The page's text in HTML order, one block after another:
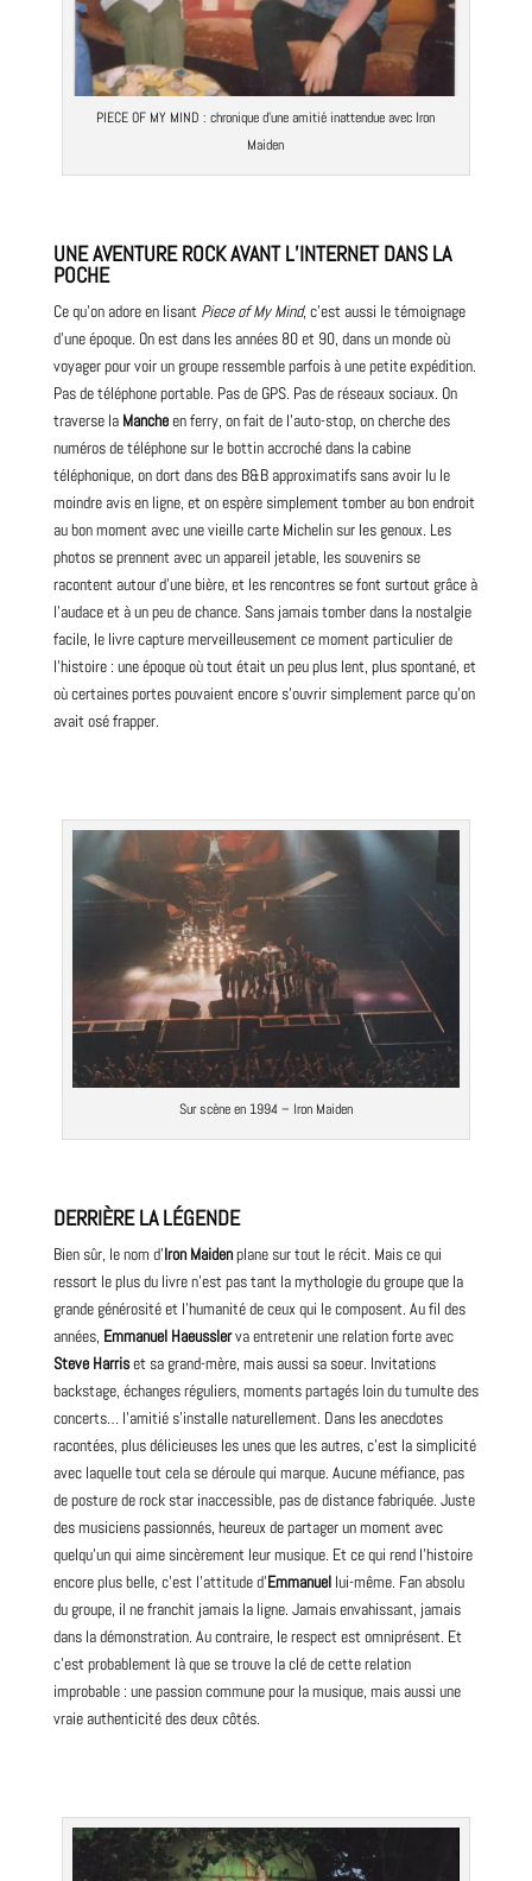
PIECE OF MY MIND :chroniqued’une amitié inattendue avec Iron
Maiden
UNE AVENTURE ROCK AVANT L’INTERNET DANS LA
POCHE
Ce qu’on adore en lisant Piece of My Mind, c’est aussi le témoignage
d’une époque. On est dans les années 80 et 90, dans un monde où
voyager pour voir ungrouperessemble parfois à une petite expédition.
Pas de téléphone portable. Pas de GPS. Pas de réseaux sociaux. On
traverse la Mancheen ferry, on fait de l’auto-stop, on cherche des
numéros de téléphone sur le bottin accroché dans la cabine
téléphonique, on dort dans des B&B approximatifs sans avoir lu le
moindre avis en ligne, et on espère simplement tomber au bon endroit
au bon moment avec une vieille carte Michelin sur les genoux. Les
photos se prennent avec un appareil jetable, les souvenirs se
racontent autour d’une bière, et les rencontres se font surtout grâce à
l’audace et à un peu de chance. Sans jamais tomber dans la nostalgie
facile, le livre capture merveilleusement ce moment particulier de
l’histoire : une époque où tout était un peu plus lent, plus spontané, et
où certaines portes pouvaient encore s’ouvrir simplement parce qu’on
avait osé frapper.
Sur scène en 1994 – Iron Maiden
DERRIÈRE LA LÉGENDE
Bien sûr, le nom d’Iron Maidenplane sur tout le récit. Mais ce qui
ressort le plus du livre n’est pas tant la mythologie du groupe que la
grande générosité et l’humanité de ceux qui le composent. Au fil des
années, Emmanuel Haeusslerva entretenir une relation forte avec
Steve Harriset sa grand-mère, mais aussi sa soeur. Invitations
backstage, échanges réguliers, moments partagés loin du tumulte des
concerts… l’amitié s’installe naturellement. Dans les anecdotes
racontées, plus délicieuses les unes que les autres, c’est la simplicité
avec laquelle tout cela se déroule qui marque. Aucune méfiance, pas
de posture derockstar inaccessible, pas de distance fabriquée. Juste
des musiciens passionnés, heureux de partager un moment avec
quelqu’un qui aime sincèrement leur musique. Et ce qui rend l’histoire
encore plus belle, c’est l’attitude d’Emmanuellui-même. Fan absolu
du groupe, il ne franchit jamais la ligne. Jamais envahissant, jamais
dans la démonstration. Au contraire, le respect est omniprésent. Et
c’est probablement là que se trouve la clé de cette relation
improbable : une passion commune pour la musique, mais aussi une
vraie authenticité des deux côtés.